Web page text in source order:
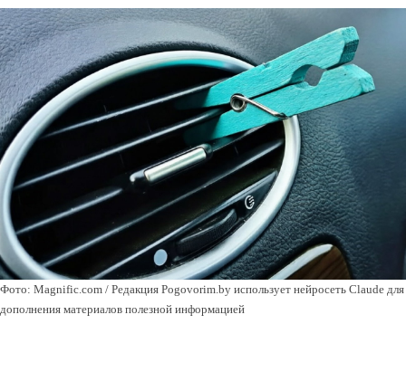
Фото: Magnific.com / Редакция Pogovorim.by использует нейросеть Claude для
дополнения материалов полезной информацией